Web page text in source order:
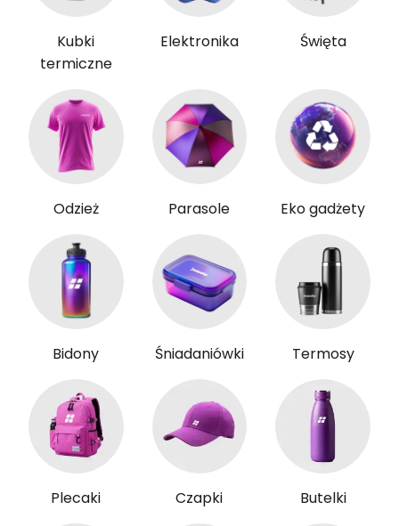
Kubki
termiczne
Elektronika Święta
Odzież Parasole Eko gadżety
Bidony Śniadaniówki Termosy
Plecaki Czapki Butelki